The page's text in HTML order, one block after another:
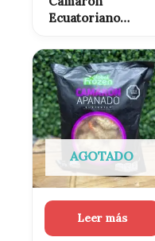
Ecuatoriano
Cáscara 1kg
AGOTADO
Leer más